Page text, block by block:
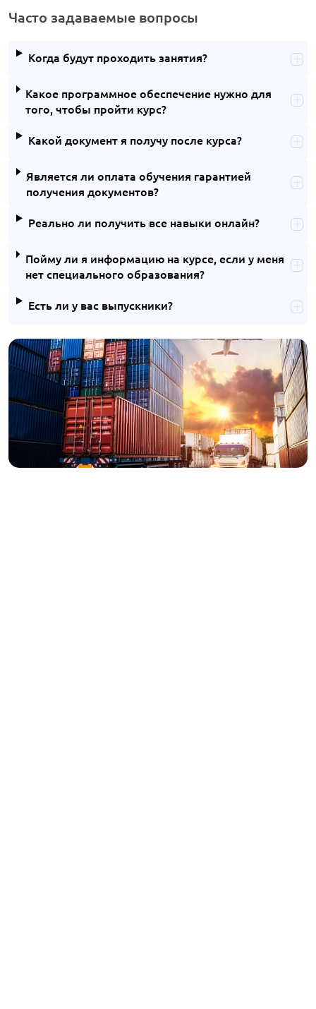
Часто задаваемые вопросы
Когда будут проходить занятия?
Какое программное обеспечение нужно для
того, чтобы пройти курс?
Какой документ я получу после курса?
Является ли оплата обучения гарантией
получения документов?
Реально ли получить все навыки онлайн?
Пойму ли я информацию на курсе, если у меня
нет специального образования?
Есть ли у вас выпускники?